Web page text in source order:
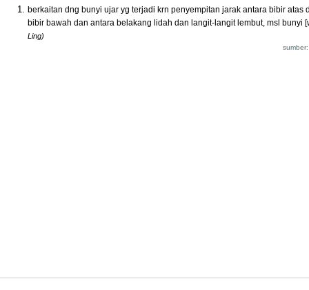
berkaitan dng bunyi ujar yg terjadi krn penyempitan jarak antara bibir atas
bibir bawah dan antara belakang lidah dan langit-langit lembut, msl bunyi
Ling)